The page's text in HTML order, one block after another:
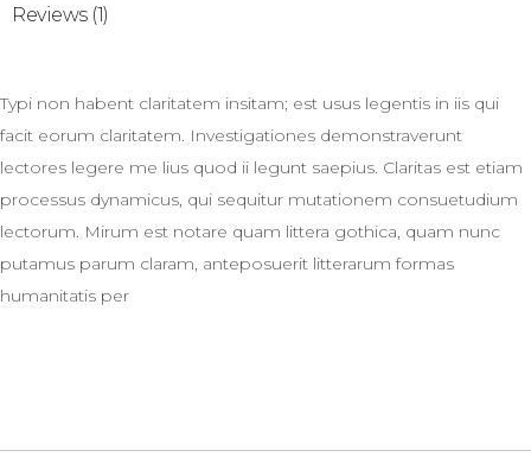
Reviews (1)
Typi non habent claritatem insitam; est usus legentis in iis qui
facit eorum claritatem. Investigationes demonstraverunt
lectores legere me lius quod ii legunt saepius. Claritas est etiam
processus dynamicus, qui sequitur mutationem consuetudium
lectorum. Mirum est notare quam littera gothica, quam nunc
putamus parum claram, anteposuerit litterarum formas
humanitatis per